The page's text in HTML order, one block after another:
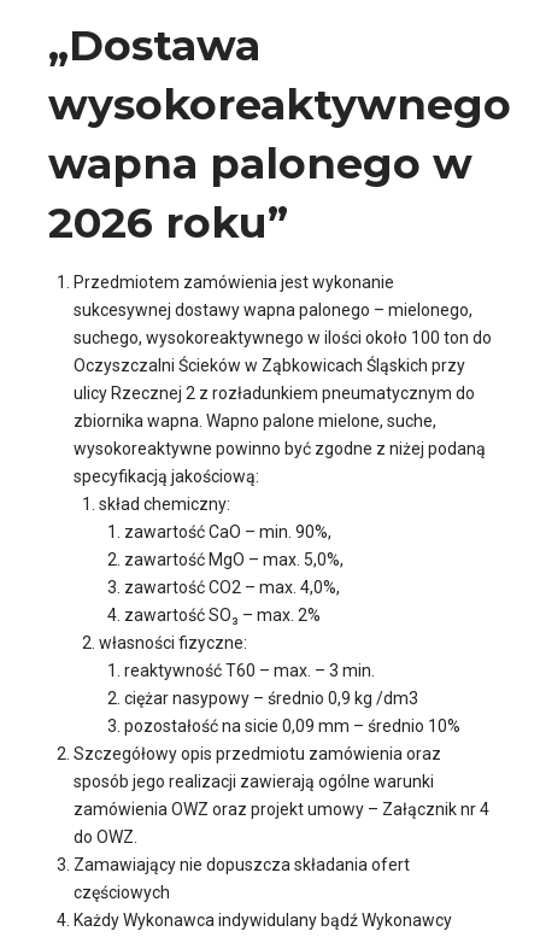
„Dostawa
wysokoreaktywnego
wapna palonego w
2026 roku”
Przedmiotem zamówienia jest wykonanie
sukcesywnej dostawy wapna palonego – mielonego,
suchego, wysokoreaktywnego w ilości około 100 ton do
Oczyszczalni Ścieków w Ząbkowicach Śląskich przy
ulicy Rzecznej 2 z rozładunkiem pneumatycznym do
zbiornika wapna. Wapno palone mielone, suche,
wysokoreaktywne powinno być zgodne z niżej podaną
specyfikacją jakościową:
skład chemiczny:
zawartość CaO – min. 90%,
zawartość MgO – max. 5,0%,
zawartość CO2 – max. 4,0%,
zawartość SO₃ – max. 2%
własności fizyczne:
reaktywność T60 – max. – 3 min.
ciężar nasypowy – średnio 0,9 kg /dm3
pozostałość na sicie 0,09 mm – średnio 10%
Szczegółowy opis przedmiotu zamówienia oraz
sposób jego realizacji zawierają ogólne warunki
zamówienia OWZ oraz projekt umowy – Załącznik nr 4
do OWZ.
Zamawiający nie dopuszcza składania ofert
częściowych
Każdy Wykonawca indywidulany bądź Wykonawcy